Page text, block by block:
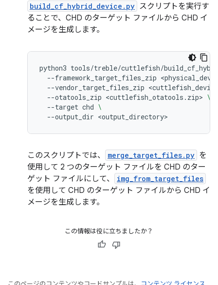
build_cf_hybrid_device.py スクリプトを実行す
ることで、CHD のターゲット ファイルから CHD イ
メージを生成します。
python3 tools/treble/cuttlefish/
--framework_target_files_zip
--vendor_target_files_zip
--otatools_zip <cuttlefish_otatools.zip> \
--target chd \
--output_dir
このスクリプトでは、 merge_target_files.py を
使用して 2 つのターゲット ファイルを CHD のター
ゲット ファイルにして、
img_from_target_files
を使用して CHD のターゲット ファイルから CHD イ
メージを生成します。
この情報は役に立ちましたか？